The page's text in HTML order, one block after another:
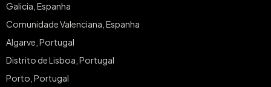
Galicia, Espanha
Comunidade Valenciana, Espanha
Algarve, Portugal
Distrito de Lisboa, Portugal
Porto, Portugal